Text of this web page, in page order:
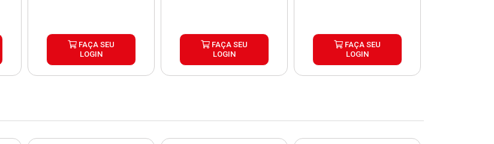
FAÇA SEU
LOGIN
FAÇA SEU
LOGIN
FAÇA SEU
LOGIN